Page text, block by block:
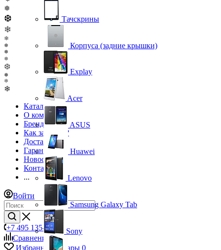
❅
❆
❄
❄
❅
❅
❅
❆
❅
❄
❄
Каталог
О компании
Бренды
Как заказать?
Доставка
Гарантия
Новости
Контакты
...
Войти
+7 495 135-39-43
Сравнение0
Избранные товары 0
Тачскрины
Корпуса (задние крышки)
Explay
Acer
ASUS
Huawei
Lenovo
Samsung Galaxy Tab
Sony